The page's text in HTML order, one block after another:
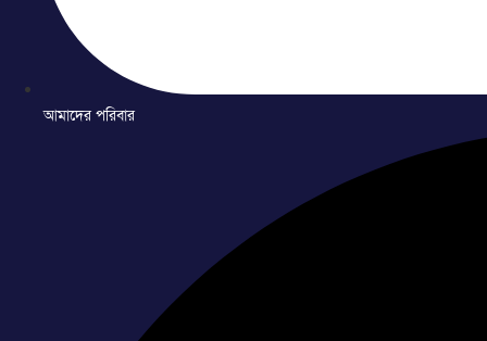
আমাদের পরিবার